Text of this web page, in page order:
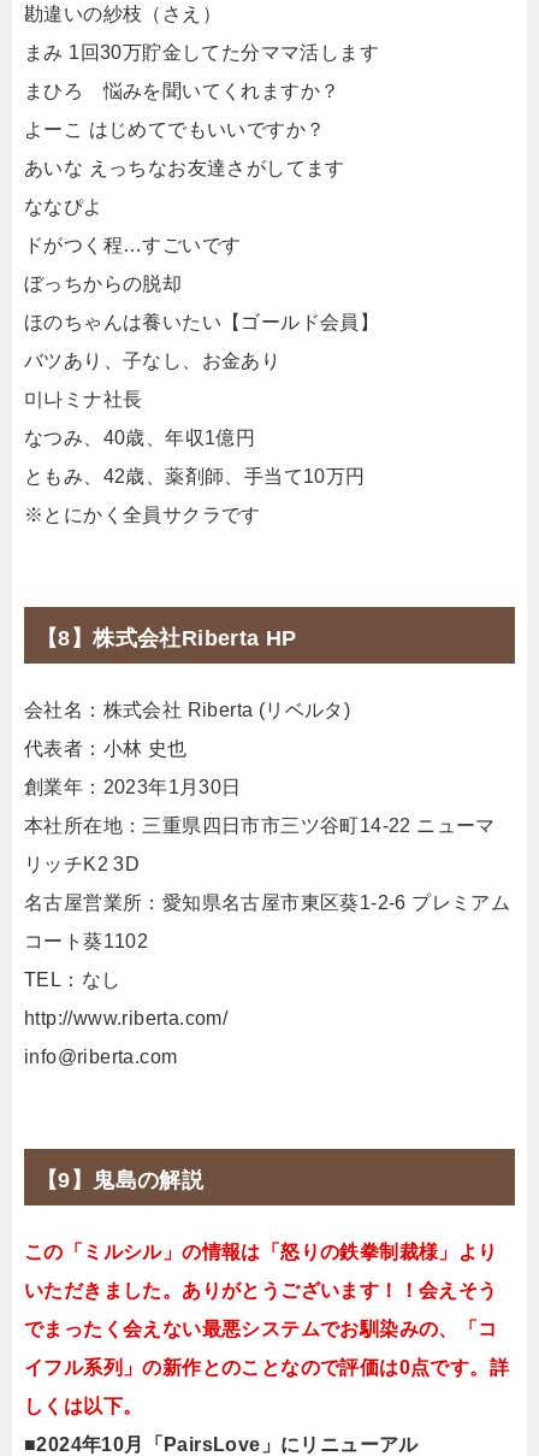
勘違いの紗枝（さえ）
まみ 1回30万貯金してた分ママ活します
まひろ 悩みを聞いてくれますか？
よーこ はじめてでもいいですか？
あいな えっちなお友達さがしてます
ななぴよ
ドがつく程…すごいです
ぼっちからの脱却
ほのちゃんは養いたい【ゴールド会員】
バツあり、子なし、お金あり
미나ミナ社長
なつみ、40歳、年収1億円
ともみ、42歳、薬剤師、手当て10万円
※とにかく全員サクラです
【8】株式会社Riberta HP
会社名：株式会社 Riberta (リベルタ)
代表者：小林 史也
創業年：2023年1月30日
本社所在地：三重県四日市市三ツ谷町14-22 ニューマ
リッチK2 3D
名古屋営業所：愛知県名古屋市東区葵1-2-6 プレミアム
コート葵1102
TEL：なし
http://www.riberta.com/
info@riberta.com
【9】鬼島の解説
この「ミルシル」の情報は「怒りの鉄拳制裁様」より
いただきました。ありがとうございます！！会えそう
でまったく会えない最悪システムでお馴染みの、「コ
イフル系列」の新作とのことなので評価は0点です。詳
しくは以下。
■2024年10月「PairsLove」にリニューアル